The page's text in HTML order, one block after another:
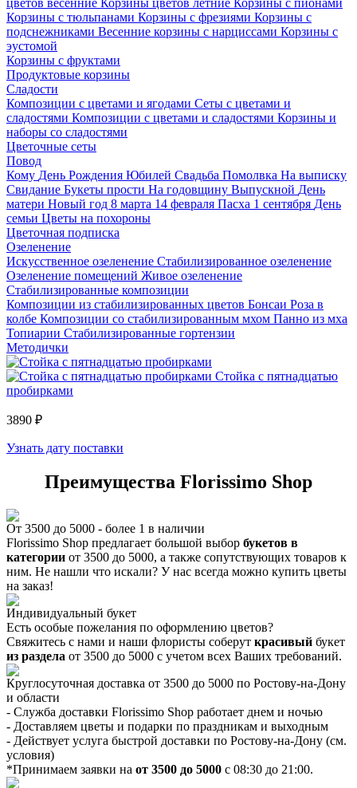
Корзины с тюльпанами Корзины с фрезиями Корзины с
подснежниками Весенние корзины с нарциссами Корзины с
эустомой
Корзины с фруктами
Продуктовые корзины
Сладости
Композиции с цветами и ягодами Сеты с цветами и
сладостями Композиции с цветами и сладостями Корзины и
наборы со сладостями
Цветочные сеты
Повод
Кому День Рождения Юбилей Свадьба Помолвка На выписку
Свидание Букеты прости На годовщину Выпускной День
матери Новый год 8 марта 14 февраля Пасха 1 сентября День
семьи Цветы на похороны
Цветочная подписка
Озеленение
Искусственное озеленение Стабилизированное озеленение
Озеленение помещений Живое озеленение
Стабилизированные композиции
Композиции из стабилизированных цветов Бонсаи Роза в
колбе Композиции со стабилизированным мхом Панно из мха
Топиарии Стабилизированные гортензии
Методички
Стойка с пятнадцатью
пробирками
3890 ₽
Узнать дату поставки
Преимущества Florissimo Shop
От 3500 до 5000 - более 1 в наличии
Florissimo Shop предлагает большой выбор букетов в
категории от 3500 до 5000, а также сопутствующих товаров к
ним. Не нашли что искали? У нас всегда можно купить цветы
на заказ!
Индивидуальный букет
Есть особые пожелания по оформлению цветов?
Свяжитесь с нами и наши флористы соберут красивый букет
из раздела от 3500 до 5000 с учетом всех Ваших требований.
Круглосуточная доставка от 3500 до 5000 по Ростову-на-Дону
и области
- Служба доставки Florissimo Shop работает днем и ночью
- Доставляем цветы и подарки по праздникам и выходным
- Действует услуга быстрой доставки по Ростову-на-Дону (см.
условия)
*Принимаем заявки на от 3500 до 5000 с 08:30 до 21:00.